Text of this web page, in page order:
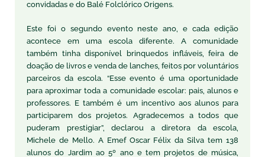
convidadas e do Balé Folclórico Origens.
Este foi o segundo evento neste ano, e cada edição
acontece em uma escola diferente. A comunidade
também tinha disponível brinquedos infláveis, feira de
doação de livros e venda de lanches, feitos por voluntários
parceiros da escola. “Esse evento é uma oportunidade
para aproximar toda a comunidade escolar: pais, alunos e
professores. E também é um incentivo aos alunos para
participarem dos projetos. Agradecemos a todos que
puderam prestigiar”, declarou a diretora da escola,
Michele de Mello. A Emef Oscar Félix da Silva tem 138
alunos do Jardim ao 5º ano e tem projetos de música,